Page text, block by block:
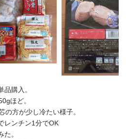
購入。
ほど。
の方が少し冷たい様子。
レンチン1分でOK
。